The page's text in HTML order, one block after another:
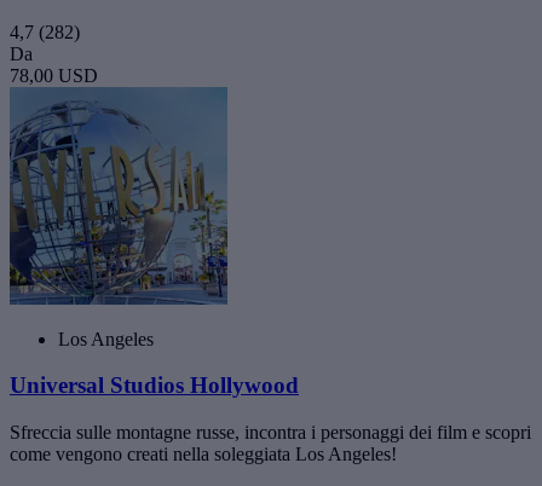
4,7 (282)
Da
78,00 USD
Los Angeles
Universal Studios Hollywood
Sfreccia sulle montagne russe, incontra i personaggi dei film e scopri
come vengono creati nella soleggiata Los Angeles!